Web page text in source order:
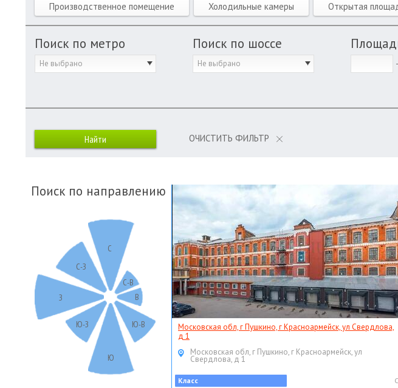
Производственное помещение Холодильные камеры Открытая
Поиск по метро
Не выбрано
Поиск по шоссе
Не выбрано
ОЧИСТИТЬ ФИЛЬТР
Поиск по направлению
С
С-В
В
Ю-В
Ю
Ю-З
З
С-З
Московская обл, г Пушкино, г Красноармейск, ул Свердлова,
д 1
Московская обл, г Пушкино, г Красноармейск, ул
Свердлова, д 1
Класс
C